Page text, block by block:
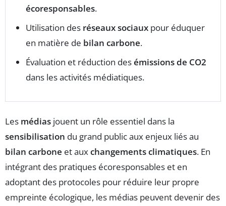
écoresponsables.
Utilisation des réseaux sociaux pour éduquer
en matière de bilan carbone.
Évaluation et réduction desémissions de CO2
dans les activités médiatiques.
Les médias jouent un rôle essentiel dans la
sensibilisation du grand public aux enjeux liés au
bilan carbone et auxchangements climatiques. En
intégrant des pratiques écoresponsables et en
adoptant des protocoles pour réduire leur propre
empreinte écologique, les médias peuvent devenir des